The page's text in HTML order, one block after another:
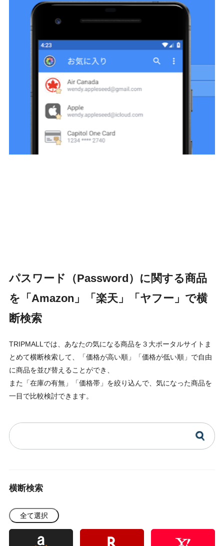
パスワード（Password）に関する商品
を「Amazon」「楽天」「ヤフー」で横
断検索
TRIPMALLでは、あなたの気になる商品を３大ポータルサイトま
とめて横断検索して、「価格が高い順」「価格が低い順」で自由
に商品を並び替えることができ、
また「在庫の有無」「価格帯」を絞り込んで、気になった商品を
一目で比較検討できます。
横断検索
全て選択